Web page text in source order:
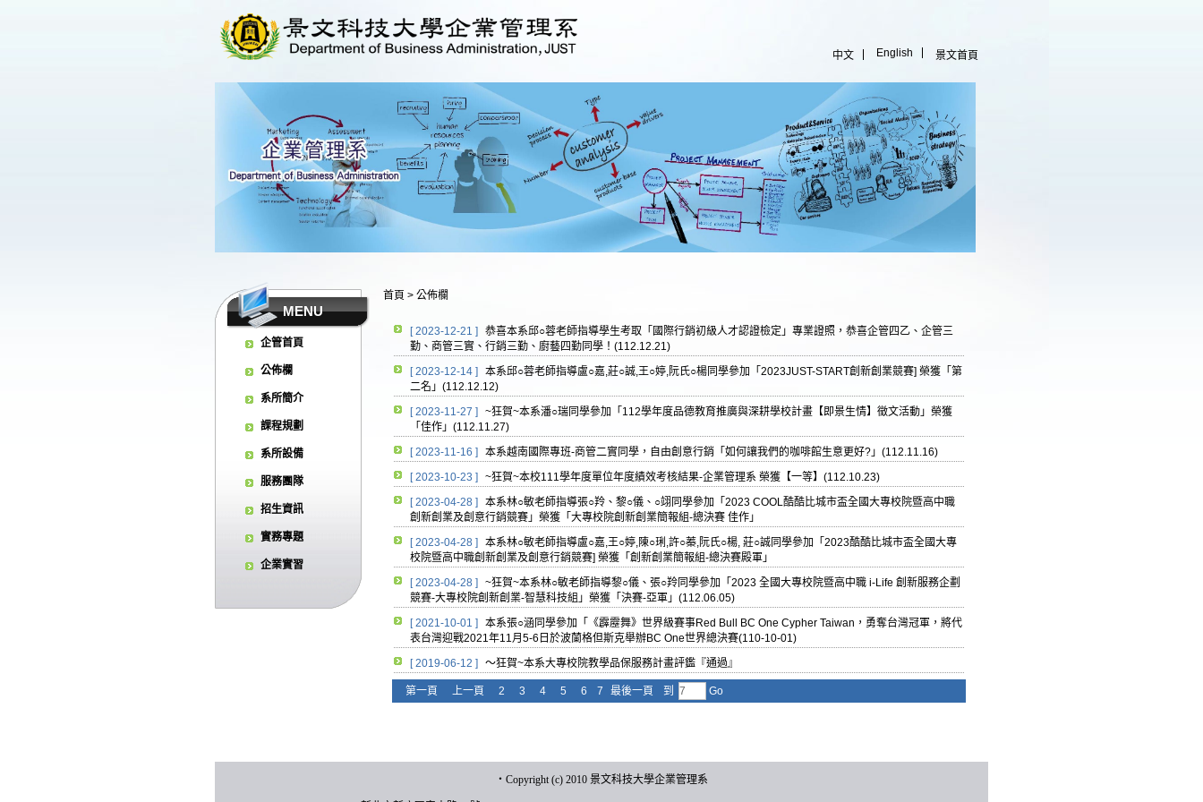
中文 English 景文首頁
MENU
企管首頁
公佈欄
系所簡介
課程規劃
系所設備
服務團隊
招生資訊
實務專題
企業實習
首頁 > 公佈欄
[ 2023-12-21 ]
恭喜本系邱○蓉老師指導學生考取「國際行銷初級人才認證檢定」專業證照，恭喜企管四乙、企管三
勤、商管三實、行銷三勤、廚藝四勤同學！(112.12.21)
[ 2023-12-14 ]
本系邱○蓉老師指導盧○嘉,莊○誠,王○婷,阮氏○楊同學參加「2023JUST-START創新創業競賽] 榮獲「第
二名」(112.12.12)
[ 2023-11-27 ]
~狂賀~本系潘○瑞同學參加「112學年度品德教育推廣與深耕學校計畫【即景生情】徵文活動」榮獲
「佳作」(112.11.27)
[ 2023-11-16 ]
本系越南國際專班-商管二實同學，自由創意行銷「如何讓我們的咖啡館生意更好?」(112.11.16)
[ 2023-10-23 ]
~狂賀~本校111學年度單位年度績效考核結果-企業管理系 榮獲【一等】(112.10.23)
[ 2023-04-28 ]
本系林○敏老師指導張○羚、黎○儀、○翊同學參加「2023 COOL酷酷比城市盃全國大專校院暨高中職
創新創業及創意行銷競賽」榮獲「大專校院創新創業簡報組-總決賽 佳作」
[ 2023-04-28 ]
本系林○敏老師指導盧○嘉,王○婷,陳○琍,許○蓁,阮氏○楊, 莊○誠同學參加「2023酷酷比城市盃全國大專
校院暨高中職創新創業及創意行銷競賽] 榮獲「創新創業簡報組-總決賽殿軍」
[ 2023-04-28 ]
~狂賀~本系林○敏老師指導黎○儀、張○羚同學參加「2023 全國大專校院暨高中職 i-Life 創新服務企劃
競賽-大專校院創新創業-智慧科技組」榮獲「決賽-亞軍」(112.06.05)
[ 2021-10-01 ]
本系張○涵同學參加「《霹靂舞》世界級賽事Red Bull BC One Cypher Taiwan，勇奪台灣冠軍，將代
表台灣迎戰2021年11月5-6日於波蘭格但斯克舉辦BC One世界總決賽(110-10-01)
[ 2019-06-12 ]
～狂賀~本系大專校院教學品保服務計畫評鑑『通過』
第一頁 上一頁 2 3 4 5 6 7 最後一頁 到 Go
‧ Copyright (c) 2010 景文科技大學企業管理系